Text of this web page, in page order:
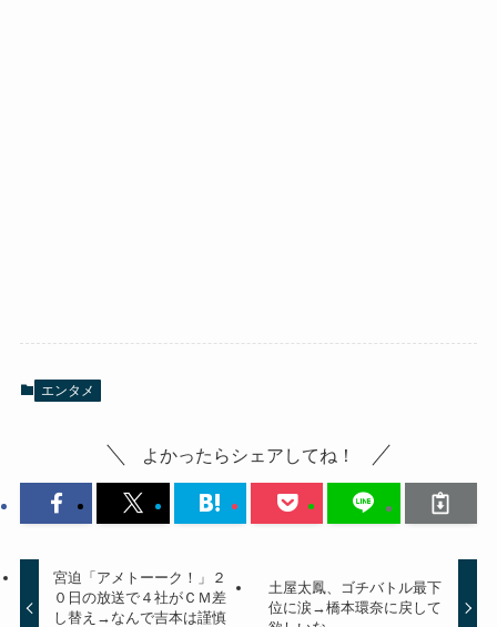
エンタメ
よかったらシェアしてね！
宮迫「アメトーーク！」２
０日の放送で４社がＣＭ差
し替え→なんで吉本は謹慎
土屋太鳳、ゴチバトル最下
位に涙→橋本環奈に戻して